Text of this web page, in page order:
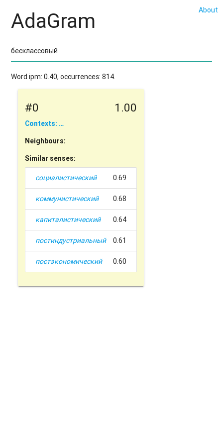
About
AdaGram
Word ipm: 0.40, occurrences: 814.
#0 1.00
Contexts: …
Neighbours:
Similar senses:
социалистический 0.69
коммунистический 0.68
капиталистический 0.64
постиндустриальный 0.61
постэкономический 0.60